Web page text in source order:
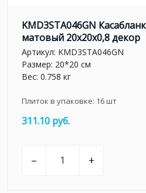
KMD3STA046GN
матовый 20x20x0,8 декор
Артикул: KMD3STA046GN
Размер: 20*20 см
Вес: 0.758 кг
Плиток в упаковке: 16шт
311.10 руб.
– +